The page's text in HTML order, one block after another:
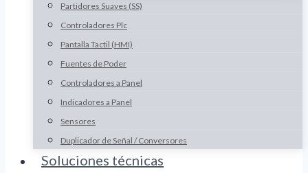
Partidores Suaves (SS)
Controladores Plc
Pantalla Tactil (HMI)
Fuentes de Poder
Controladores a Panel
Indicadores a Panel
Sensores
Duplicador de Señal / Conversores
Soluciones técnicas